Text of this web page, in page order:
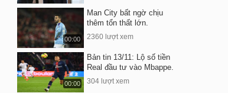
00:00
Man City bất ngờ chịu
thêm tổn thất lớn.
2360 lượt xem
00:00
Bản tin 13/11: Lộ số tiền
Real đầu tư vào Mbappe.
304 lượt xem